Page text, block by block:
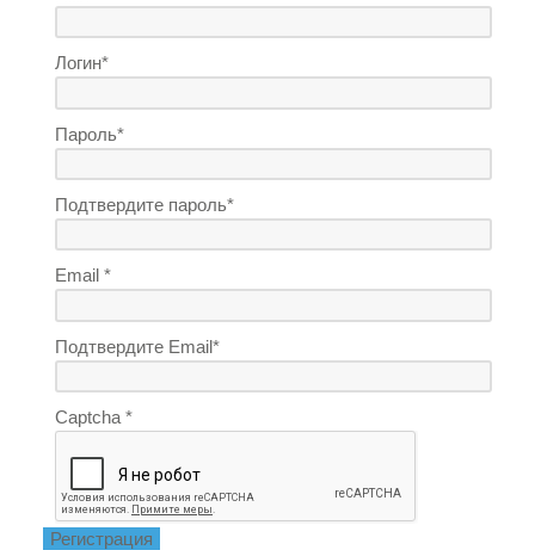
Логин*
Пароль*
Подтвердите пароль*
Email *
Подтвердите Email*
Captcha *
Регистрация